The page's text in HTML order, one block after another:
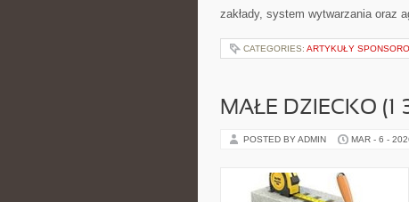
zakłady, system wytwarzania oraz
CATEGORIES: ARTYKUŁY
MAŁE DZIECKO
POSTED BY ADMIN MAR - 6 -